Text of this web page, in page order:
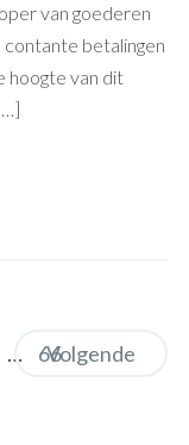
van goederen
betalingen
hoogte van dit
… 66
Volgende